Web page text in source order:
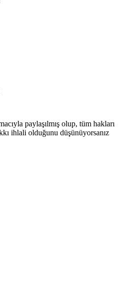
paylaşılmış olup, tüm hakları
ihlali olduğunu düşünüyorsanız